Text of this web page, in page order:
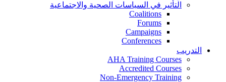
التأثير في السياسات الصحية والاجتماعية
Coalitions
Forums
Campaigns
Conferences
التدريب
AHA Training Courses
Accredited Courses
Non-Emergency Training